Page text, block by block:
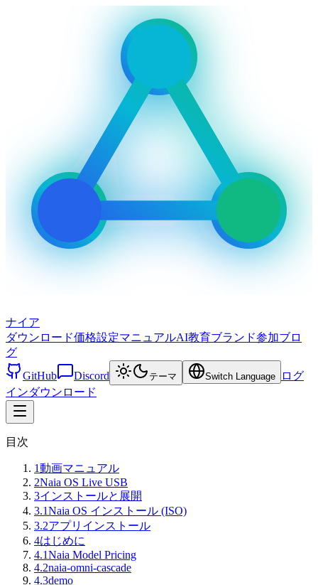
ナイア
ダウンロード価格設定マニュアルAI教育ブランド参加ブロ
グ
GitHub
Discord テーマ Switch Language
ログ
インダウンロード
目次
1動画マニュアル
2Naia OS Live USB
3インストールと展開
3.1Naia OS インストール (ISO)
3.2アプリインストール
4はじめに
4.1Naia Model Pricing
4.2naia-omni-cascade
4.3demo